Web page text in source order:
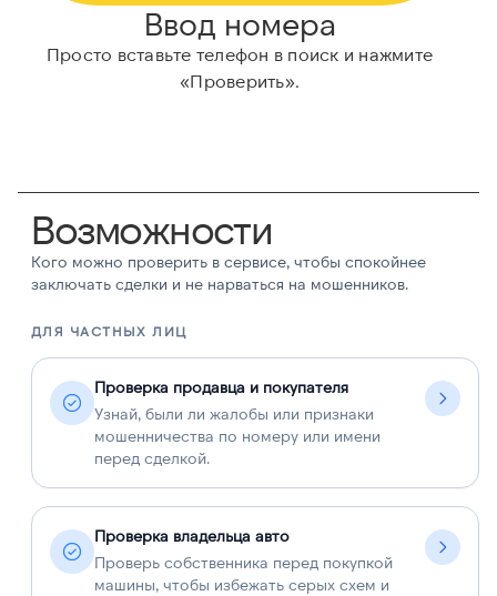
Ввод номера
Просто вставьте телефон в поиск и нажмите
«Проверить».
Возможности
Кого можно проверить в сервисе, чтобы спокойнее
заключать сделки и не нарваться на мошенников.
ДЛЯ ЧАСТНЫХ ЛИЦ
Проверка продавца и покупателя
Узнай, были ли жалобы или признаки
мошенничества по номеру или имени
перед сделкой.
Проверка владельца авто
Проверь собственника перед покупкой
машины, чтобы избежать серых схем и